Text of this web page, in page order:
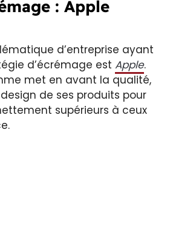
: Apple
d’entreprise ayant
d’écrémage est Apple.
met en avant la qualité,
de ses produits pour
supérieurs à ceux